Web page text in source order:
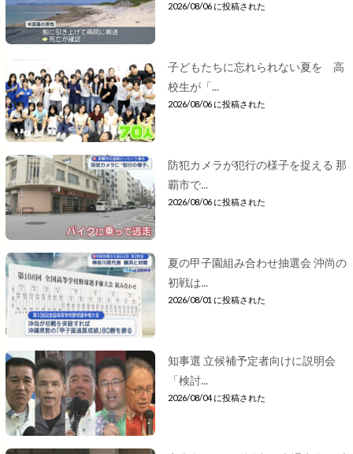
2026/08/06 に投稿された
子どもたちに忘れられない夏を 高
校生が「...
2026/08/06 に投稿された
防犯カメラが犯行の様子を捉える 那
覇市で...
2026/08/06 に投稿された
夏の甲子園組み合わせ抽選会 沖尚の
初戦は...
2026/08/01 に投稿された
知事選 立候補予定者向けに説明会
「検討...
2026/08/04 に投稿された